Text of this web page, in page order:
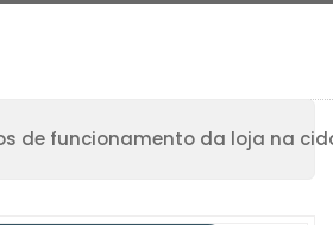
de funcionamento da loja na